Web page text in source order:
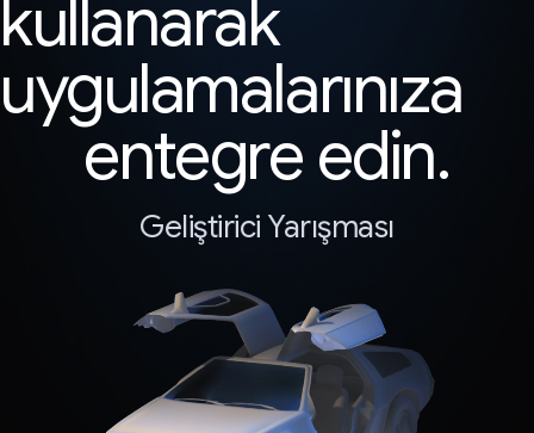
kullanarak
uygulamalarınıza
entegre edin.
Geliştirici Yarışması